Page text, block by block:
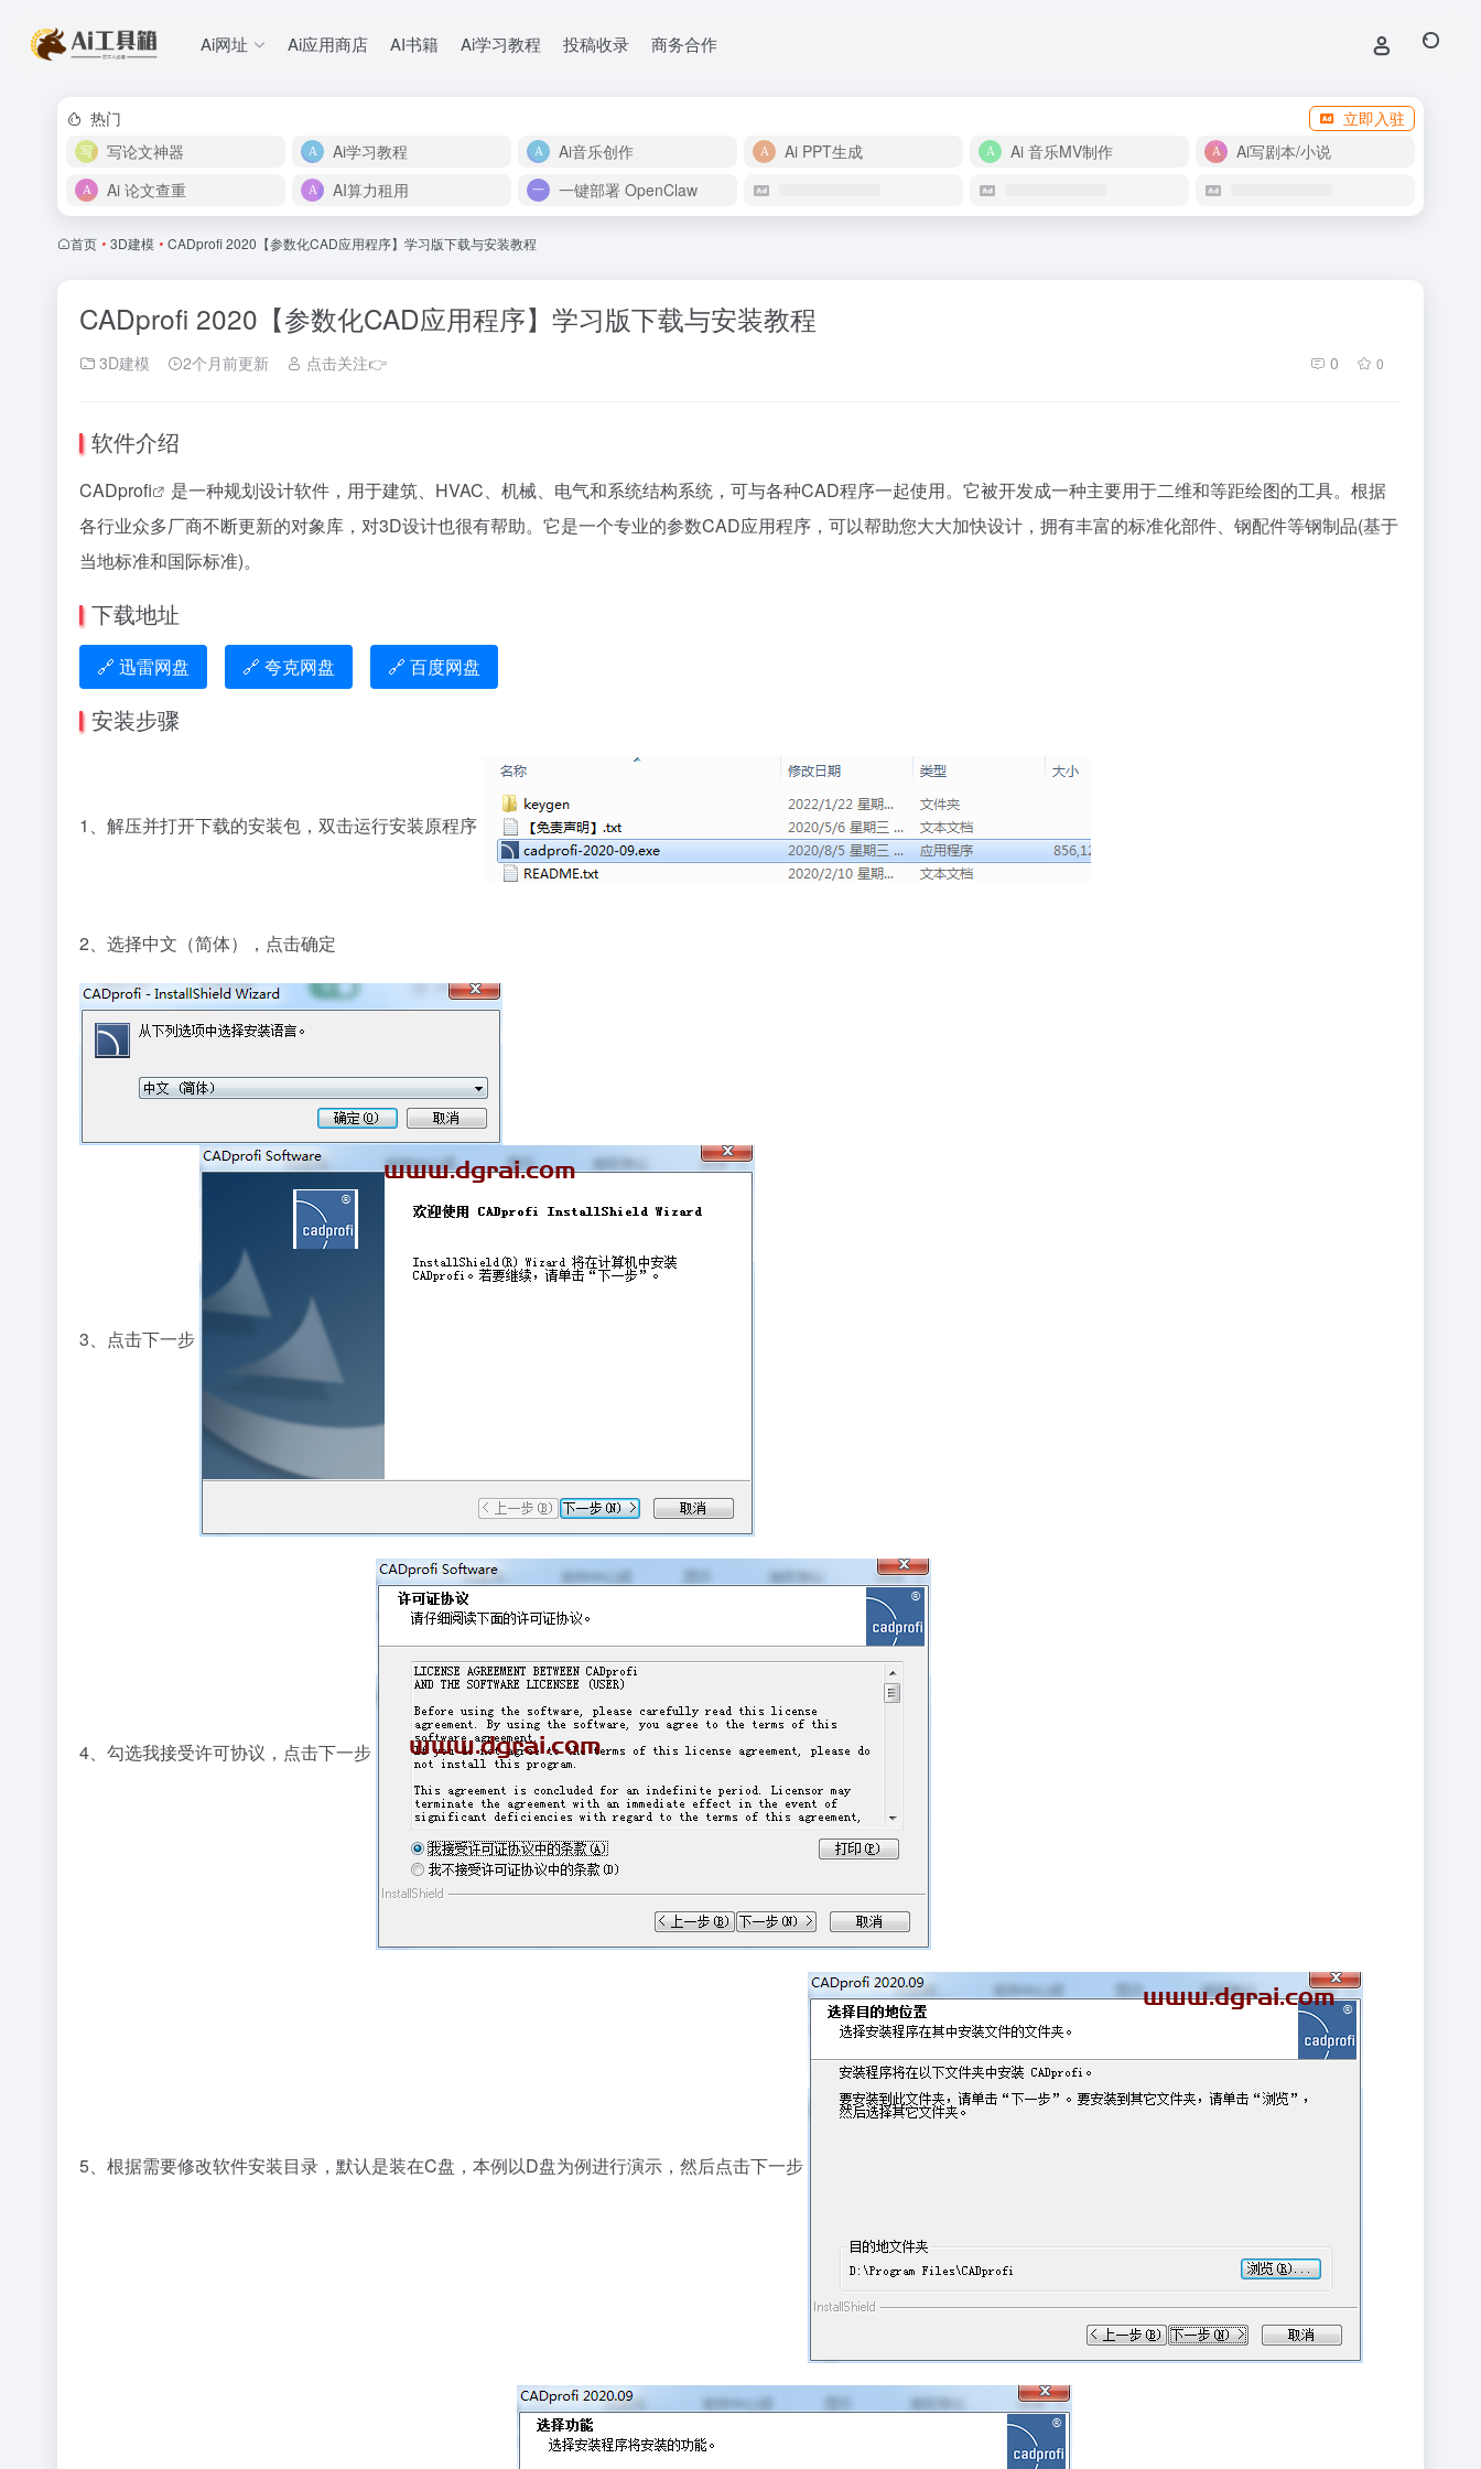
Ai网址 Ai应用商店 AI书籍 Ai学习教程 投稿收录 商务合作
热门
立即入驻
写论文神器
Ai学习教程 Ai音乐创作 Ai PPT生成 Ai 音乐MV制作
Ai写剧本/小说
Ai 论文查重
AI算力租用 一键部署 OpenClaw
首页 • 3D建模 • CADprofi 2020【参数化CAD应用程序】学习版下载与安装教程
CADprofi 2020【参数化CAD应用程序】学习版下载与安装教程
3D建模 2个月前更新 点击关注👉 0 0
软件介绍
CADprofi
是一种规划设计软件，用于建筑、HVAC、机械、电气和系统结构系统，可与各种CAD程序一起使用。它被开发成一种主要用于二维和等距绘图的工具。根据
各行业众多厂商不断更新的对象库，对3D设计也很有帮助。它是一个专业的参数CAD应用程序，可以帮助您大大加快设计，拥有丰富的标准化部件、钢配件等钢制品(基于
当地标准和国际标准)。
下载地址
🔗 迅雷网盘 🔗 夸克网盘 🔗 百度网盘
安装步骤
1、解压并打开下载的安装包，双击运行安装原程序
2、选择中文（简体），点击确定
3、点击下一步
4、勾选我接受许可协议，点击下一步
5、根据需要修改软件安装目录，默认是装在C盘，本例以D盘为例进行演示，然后点击下一步